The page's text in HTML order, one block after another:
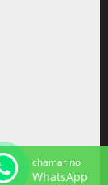
chamar no
WhatsApp